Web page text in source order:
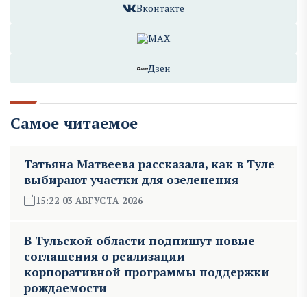
Вконтакте
MAX
Дзен
Самое читаемое
Татьяна Матвеева рассказала, как в Туле
выбирают участки для озеленения
15:22 03 АВГУСТА 2026
В Тульской области подпишут новые
соглашения о реализации
корпоративной программы поддержки
рождаемости